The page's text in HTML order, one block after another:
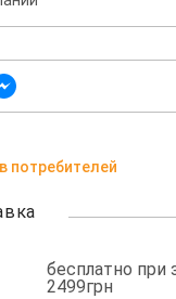
потребителей
бесплатно при
2499грн